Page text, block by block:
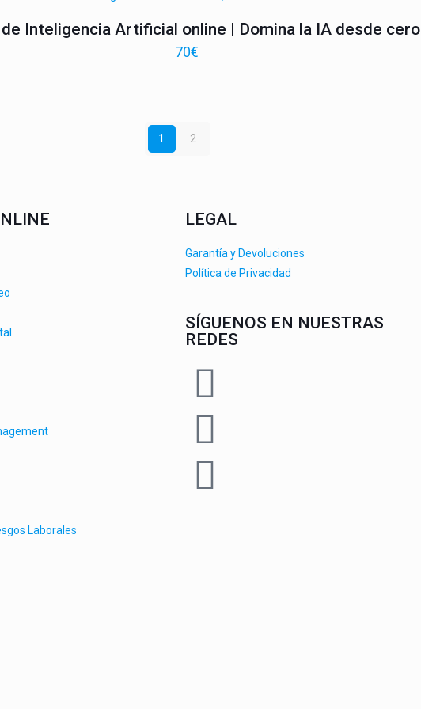
Inteligencia Artificial online | Domina la IA desde cero
70€
1 2
Laborales
LEGAL
Garantía y Devoluciones
Política de Privacidad
SÍGUENOS EN NUESTRAS
REDES